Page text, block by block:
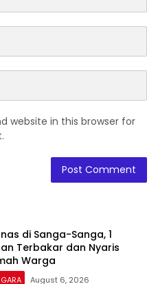
website in this browser for
di Sanga-Sanga, 1
Terbakar dan Nyaris
Warga
August 6, 2026